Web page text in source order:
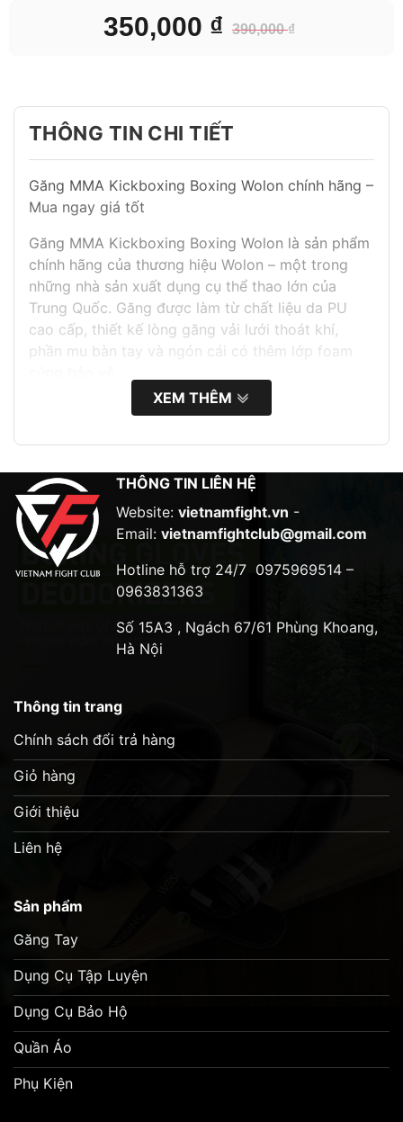
390,000₫
390,000 ₫.
350,000 ₫
là:
350,000 ₫.
THÔNG TIN CHI TIẾT
Găng MMA Kickboxing Boxing Wolon chính hãng –
Mua ngay giá tốt
Găng MMA Kickboxing Boxing Wolon là sản phẩm
chính hãng của thương hiệu Wolon – một trong
những nhà sản xuất dụng cụ thể thao lớn của
Trung Quốc. Găng được làm từ chất liệu da PU
cao cấp, thiết kế lòng găng vải lưới thoát khí,
phần mu bàn tay và ngón cái có thêm lớp foam
Găng MMA Kickboxing Boxing Wolon là sản phẩm
vặn, ôm sát bàn tay giúp bảo vệ tốt cho khớp
xương và cổ tay.
Chất liệu
Găng được làm từ chất liệu da PU cao cấp, bền bỉ
và có độ đàn hồi tốt. Lòng găng được lót bằng vải
cho khớp xương và cổ tay. Phần mu bàn tay và
đa khỏi chấn thương.
Video sản phẩm
XEM THÊM
THÔNG TIN LIÊN HỆ
Website: vietnamfight.vn -
Email: vietnamfightclub@gmail.com
Hotline hỗ trợ 24/7 0975969514 –
0963831363
Số 15A3 , Ngách 67/61 Phùng Khoang,
Hà Nội
Thông tin trang
Chính sách đổi trả hàng
Giỏ hàng
Giới thiệu
Liên hệ
Sản phẩm
Găng Tay
Dụng Cụ Tập Luyện
Dụng Cụ Bảo Hộ
Quần Áo
Phụ Kiện